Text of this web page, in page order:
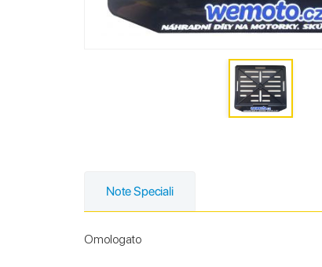
Note Speciali
Omologato